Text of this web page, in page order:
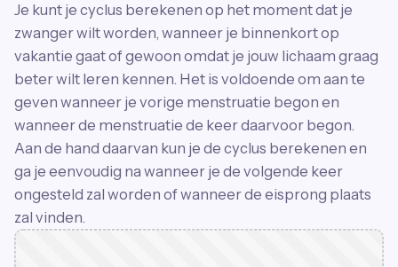
Je kunt je cyclus berekenen op het moment dat je
zwanger wilt worden, wanneer je binnenkort op
vakantie gaat of gewoon omdat je jouw lichaam graag
beter wilt leren kennen. Het is voldoende om aan te
geven wanneer je vorige menstruatie begon en
wanneer de menstruatie de keer daarvoor begon.
Aan de hand daarvan kun je de cyclus berekenen en
ga je eenvoudig na wanneer je de volgende keer
ongesteld zal worden of wanneer de eisprong plaats
zal vinden.